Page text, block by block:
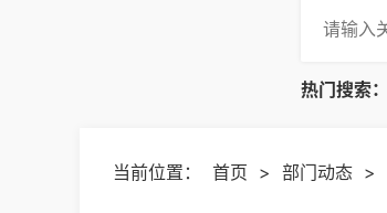
热门搜索：
当前位置： 首页 > 部门动态 >